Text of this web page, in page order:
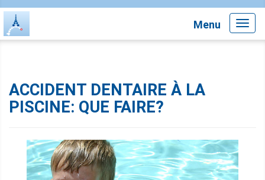
Menu
ACCIDENT DENTAIRE À LA
PISCINE: QUE FAIRE?